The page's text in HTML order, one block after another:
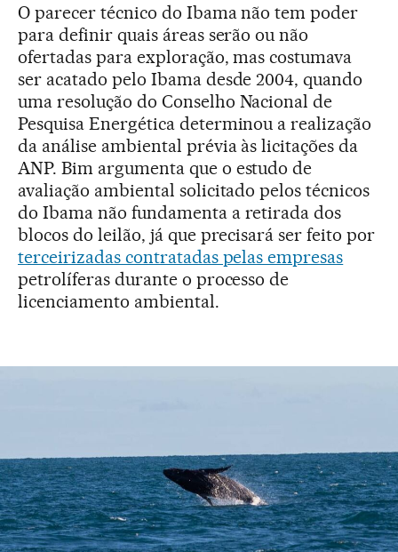
O parecer técnico do Ibama não tem poder
para definir quais áreas serão ou não
ofertadas para exploração, mas costumava
ser acatado pelo Ibama desde 2004, quando
uma resolução do Conselho Nacional de
Pesquisa Energética determinou a realização
da análise ambiental prévia às licitações da
ANP. Bim argumenta que o estudo de
avaliação ambiental solicitado pelos técnicos
do Ibama não fundamenta a retirada dos
blocos do leilão, já que precisará ser feito por
terceirizadas contratadas pelas empresas
petrolíferas durante o processo de
licenciamento ambiental.